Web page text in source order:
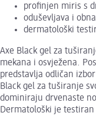
profinjen miris s
oduševljava i
dermatološki
Axe Black gel za
mekana i osvježena.
predstavlja odličan
Black gel za tuširanje
dominiraju drvenaste
Dermatološki je